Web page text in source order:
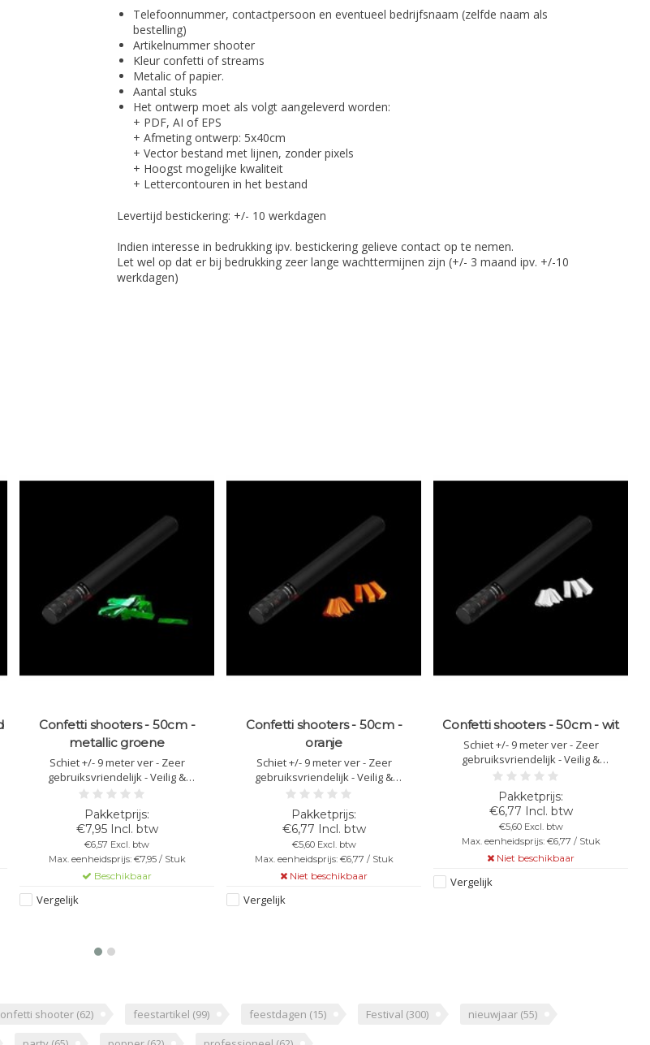
Telefoonnummer, contactpersoon en eventueel bedrijfsnaam (zelfde naam als
bestelling)
Artikelnummer shooter
Kleur confetti of streams
Metalic of papier.
Aantal stuks
Het ontwerp moet als volgt aangeleverd worden:
+ PDF, AI of EPS
+ Afmeting ontwerp: 5x40cm
+ Vector bestand met lijnen, zonder pixels
+ Hoogst mogelijke kwaliteit
+ Lettercontouren in het bestand
Levertijd bestickering: +/- 10 werkdagen
Indien interesse in bedrukking ipv. bestickering gelieve contact op te nemen.
Let wel op dat er bij bedrukking zeer lange wachttermijnen zijn (+/- 3 maand ipv. +/-10
werkdagen)
Confetti shooters - 50cm -
metallic groene
Schiet +/- 9 meter ver - Zeer
gebruiksvriendelijk - Veilig &
brandvertragende - Lengte van 50cm -
Kleur: metallic groene confetti - Let op:
Richt het confetti kanon nooit op
anderen!
€7,95 Incl. btw
€6,57 Excl. btw
Max. eenheidsprijs: €7,95 / Stuk
Beschikbaar
Vergelijk
Confetti shooters - 50cm -
oranje
Schiet +/- 9 meter ver - Zeer
gebruiksvriendelijk - Veilig &
brandvertragende - Lengte van 50cm -
Kleur: oranje confetti - Let op: Richt het
confetti kanon nooit op anderen!
€6,77 Incl. btw
€5,60 Excl. btw
Max. eenheidsprijs: €6,77 / Stuk
Niet beschikbaar
Vergelijk
Confetti shooters - 50cm - wit
Schiet +/- 9 meter ver - Zeer
gebruiksvriendelijk - Veilig &
brandvertragende - Lengte van 50cm -
confetti kanon nooit op anderen!
€6,77 Incl. btw
€5,60 Excl. btw
Max. eenheidsprijs: €6,77 / Stuk
Niet beschikbaar
Vergelijk
shooter (62) feestartikel (99) feestdagen (15) Festival (300) nieuwjaar (55)